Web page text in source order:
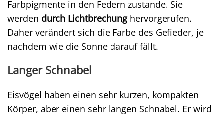
Farbpigmente in den Federn zustande. Sie
werden durch Lichtbrechunghervorgerufen.
Daher verändert sich die Farbe des Gefieder, je
nachdem wie die Sonne darauf fällt.
Langer Schnabel
Eisvögel haben einen sehr kurzen, kompakten
Körper, aber einen sehr langen Schnabel. Er wird